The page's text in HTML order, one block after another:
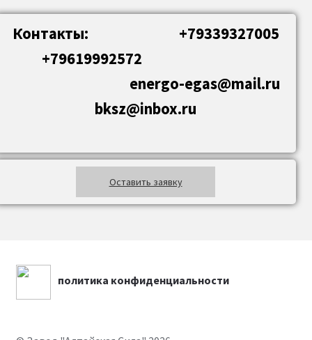
Контакты: +79339327005
+79619992572
energo-egas@mail.ru
bksz@inbox.ru
Оставить заявку
политика конфиденциальности